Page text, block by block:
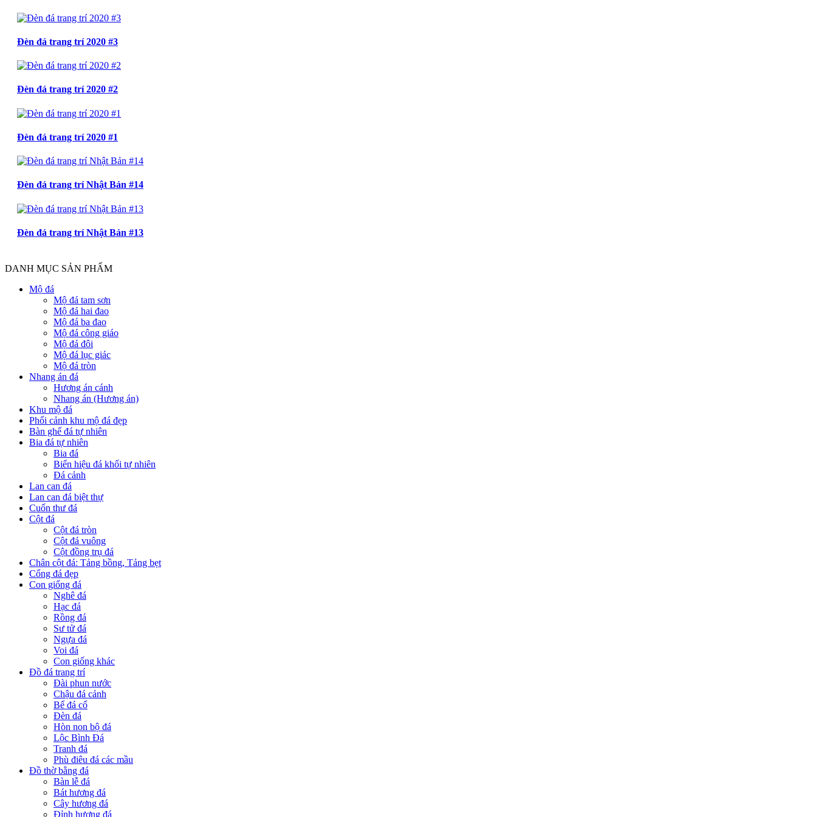
Đèn đá trang trí 2020 #3
Đèn đá trang trí 2020 #2
Đèn đá trang trí 2020 #1
Đèn đá trang trí Nhật Bản #14
Đèn đá trang trí Nhật Bản #13
DANH MỤC SẢN PHẨM
Mộ đá
Mộ đá tam sơn
Mộ đá hai đao
Mộ đá ba đao
Mộ đá công giáo
Mộ đá đôi
Mộ đá lục giác
Mộ đá tròn
Nhang án đá
Hương án cánh
Nhang án (Hương án)
Khu mộ đá
Phối cảnh khu mộ đá đẹp
Bàn ghế đá tự nhiên
Bia đá tự nhiên
Bia đá
Biển hiệu đá khối tự nhiên
Đá cảnh
Lan can đá
Lan can đá biệt thự
Cuốn thư đá
Cột đá
Cột đá tròn
Cột đá vuông
Cột đồng trụ đá
Chân cột đá: Tảng bồng, Tảng bẹt
Cổng đá đẹp
Con giống đá
Nghê đá
Hạc đá
Rồng đá
Sư tử đá
Ngựa đá
Voi đá
Con giống khác
Đồ đá trang trí
Đài phun nước
Chậu đá cảnh
Bể đá cổ
Đèn đá
Hòn non bộ đá
Lộc Bình Đá
Tranh đá
Phù điêu đá các mầu
Đồ thờ bằng đá
Bàn lễ đá
Bát hương đá
Cây hương đá
Đỉnh hương đá